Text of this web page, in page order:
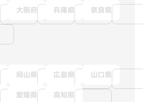
大阪府 兵庫県
奈良県
岡山県 広島県
山口県
愛媛県 高知県